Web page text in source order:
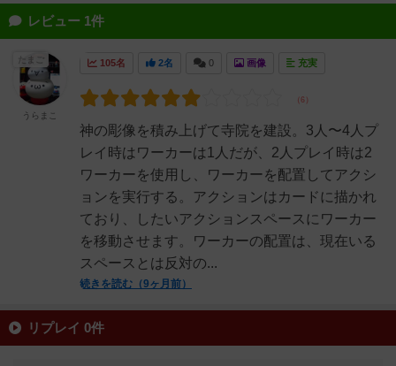
レビュー 1件
105名 2名 0 画像 充実
神の彫像を積み上げて寺院を建設。3人〜4人プ
レイ時はワーカーは1人だが、2人プレイ時は2
ワーカーを使用し、ワーカーを配置してアクシ
ョンを実行する。アクションはカードに描かれ
ており、したいアクションスペースにワーカー
を移動させます。ワーカーの配置は、現在いる
スペースとは反対の...
続きを読む（9ヶ月前）
うらまこ
リプレイ 0件